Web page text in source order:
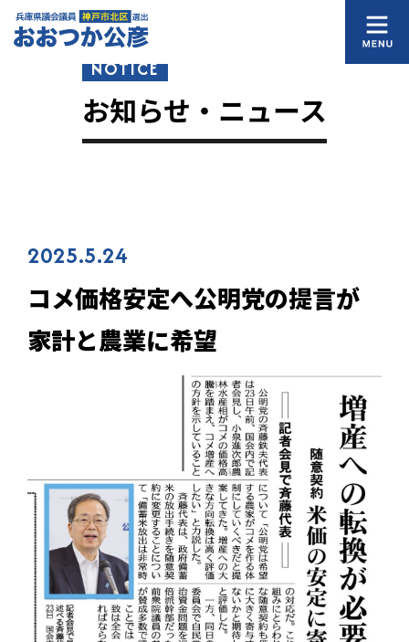
NOTICE
お知らせ・ニュース
2025.5.24
コメ価格安定へ――公明党の提言が
家計と農業に希望